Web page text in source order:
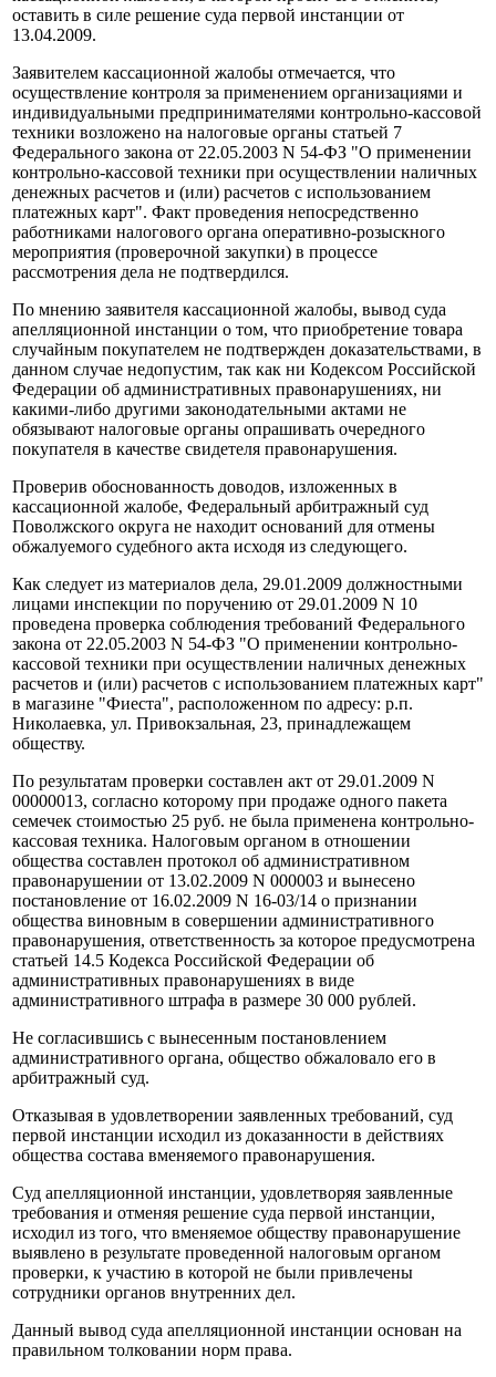
оставить в силе решение суда первой инстанции от
13.04.2009.
Заявителем кассационной жалобы отмечается, что
осуществление контроля за применением организациями и
индивидуальными предпринимателями контрольно-кассовой
техники возложено на налоговые органы статьей 7
Федерального закона от 22.05.2003 N 54-ФЗ "О применении
контрольно-кассовой техники при осуществлении наличных
денежных расчетов и (или) расчетов с использованием
платежных карт". Факт проведения непосредственно
работниками налогового органа оперативно-розыскного
мероприятия (проверочной закупки) в процессе
рассмотрения дела не подтвердился.
По мнению заявителя кассационной жалобы, вывод суда
апелляционной инстанции о том, что приобретение товара
случайным покупателем не подтвержден доказательствами, в
данном случае недопустим, так как ни Кодексом Российской
Федерации об административных правонарушениях, ни
какими-либо другими законодательными актами не
обязывают налоговые органы опрашивать очередного
покупателя в качестве свидетеля правонарушения.
Проверив обоснованность доводов, изложенных в
кассационной жалобе, Федеральный арбитражный суд
Поволжского округа не находит оснований для отмены
обжалуемого судебного акта исходя из следующего.
Как следует из материалов дела, 29.01.2009 должностными
лицами инспекции по поручению от 29.01.2009 N 10
проведена проверка соблюдения требований Федерального
закона от 22.05.2003 N 54-ФЗ "О применении контрольно-
кассовой техники при осуществлении наличных денежных
расчетов и (или) расчетов с использованием платежных карт"
в магазине "Фиеста", расположенном по адресу: р.п.
Николаевка, ул. Привокзальная, 23, принадлежащем
обществу.
По результатам проверки составлен акт от 29.01.2009 N
00000013, согласно которому при продаже одного пакета
семечек стоимостью 25 руб. не была применена контрольно-
кассовая техника. Налоговым органом в отношении
общества составлен протокол об административном
правонарушении от 13.02.2009 N 000003 и вынесено
постановление от 16.02.2009 N 16-03/14 о признании
общества виновным в совершении административного
правонарушения, ответственность за которое предусмотрена
статьей 14.5 Кодекса Российской Федерации об
административных правонарушениях в виде
административного штрафа в размере 30 000 рублей.
Не согласившись с вынесенным постановлением
административного органа, общество обжаловало его в
арбитражный суд.
Отказывая в удовлетворении заявленных требований, суд
первой инстанции исходил из доказанности в действиях
общества состава вменяемого правонарушения.
Суд апелляционной инстанции, удовлетворяя заявленные
требования и отменяя решение суда первой инстанции,
исходил из того, что вменяемое обществу правонарушение
выявлено в результате проведенной налоговым органом
проверки, к участию в которой не были привлечены
сотрудники органов внутренних дел.
Данный вывод суда апелляционной инстанции основан на
правильном толковании норм права.